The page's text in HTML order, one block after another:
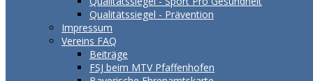
Qualitätssiegel - Prävention
Impressum
Vereins FAQ
Beiträge
FSJ beim MTV Pfaffenhofen